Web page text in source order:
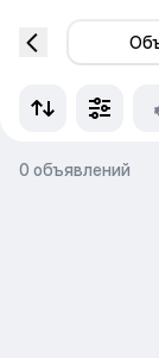
0 объявлений